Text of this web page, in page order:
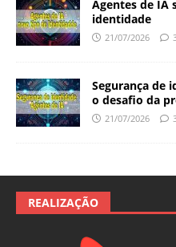
Agentes de IA
identidade
21/07/2026
Segurança de
o desafio da
21/07/2026
REALIZAÇÃO